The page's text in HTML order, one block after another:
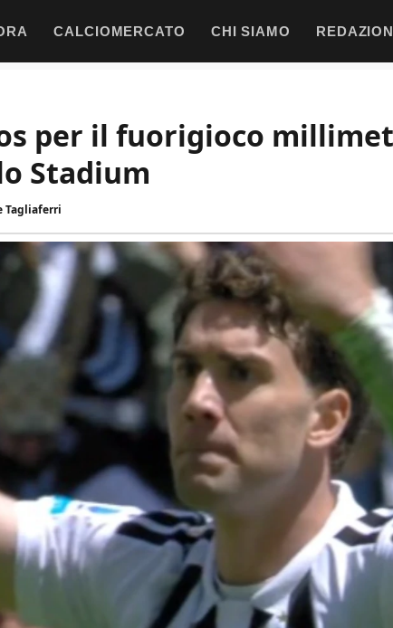
CALCIOMERCATO CHI SIAMO
per il fuorigioco
Stadium
Tagliaferri